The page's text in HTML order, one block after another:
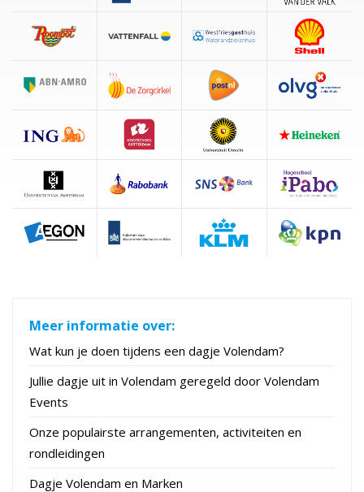
Meer informatie over:
Wat kun je doen tijdens een dagje Volendam?
Jullie dagje uit in Volendam geregeld door Volendam
Events
Onze populairste arrangementen, activiteiten en
rondleidingen
Dagje Volendam en Marken